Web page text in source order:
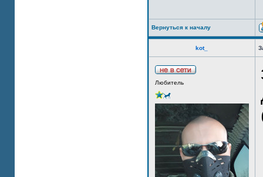
Вернуться к началу
kot_
Любитель